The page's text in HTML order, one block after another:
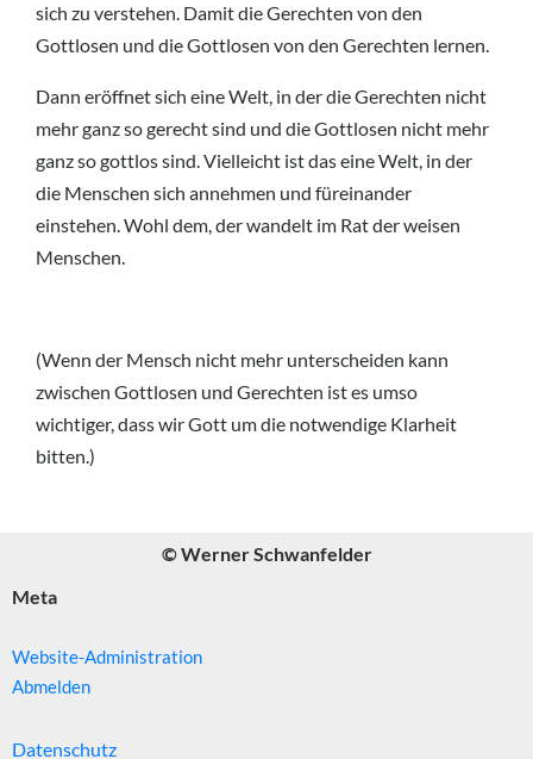
sich zu verstehen. Damit die Gerechten von den
Gottlosen und die Gottlosen von den Gerechten lernen.
Dann eröffnet sich eine Welt, in der die Gerechten nicht
mehr ganz so gerecht sind und die Gottlosen nicht mehr
ganz so gottlos sind. Vielleicht ist das eine Welt, in der
die Menschen sich annehmen und füreinander
einstehen. Wohl dem, der wandelt im Rat der weisen
Menschen.
(Wenn der Mensch nicht mehr unterscheiden kann
zwischen Gottlosen und Gerechten ist es umso
wichtiger, dass wir Gott um die notwendige Klarheit
bitten.)
© Werner Schwanfelder
Meta
Website-Administration
Abmelden
Datenschutz